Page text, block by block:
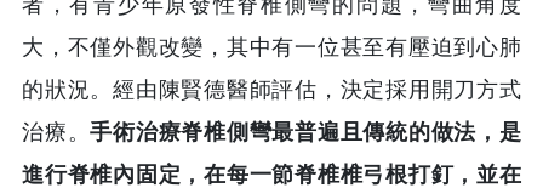
大，不僅外觀改變，其中有一位甚至有壓迫到心肺
的狀況。經由陳賢德醫師評估，決定採用開刀方式
治療。手術治療脊椎側彎最普遍且傳統的做法，是
進行脊椎內固定，在每一節脊椎椎弓根打釘，並在